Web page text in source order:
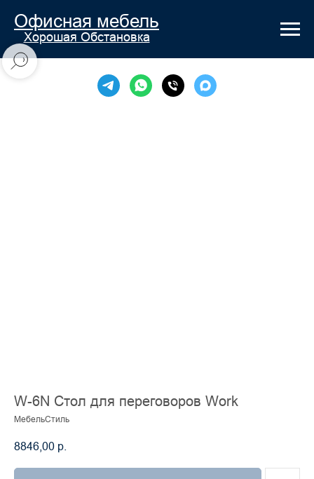
Офисная мебель
Хорошая Обстановка
W-6N Стол для переговоров Work
МебельСтиль
8846,00 р.